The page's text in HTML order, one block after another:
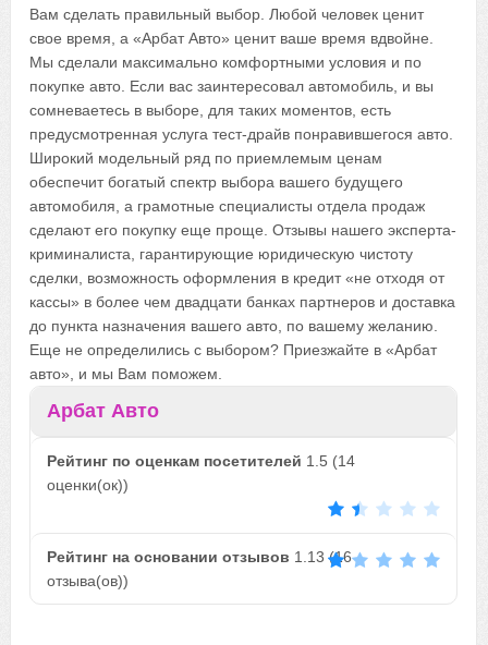
Вам сделать правильный выбор. Любой человек ценит
свое время, а «Арбат Авто» ценит ваше время вдвойне.
Мы сделали максимально комфортными условия и по
покупке авто. Если вас заинтересовал автомобиль, и вы
сомневаетесь в выборе, для таких моментов, есть
предусмотренная услуга тест-драйв понравившегося авто.
Широкий модельный ряд по приемлемым ценам
обеспечит богатый спектр выбора вашего будущего
автомобиля, а грамотные специалисты отдела продаж
сделают его покупку еще проще. Отзывы нашего эксперта-
криминалиста, гарантирующие юридическую чистоту
сделки, возможность оформления в кредит «не отходя от
кассы» в более чем двадцати банках партнеров и доставка
до пункта назначения вашего авто, по вашему желанию.
Еще не определились с выбором? Приезжайте в «Арбат
авто», и мы Вам поможем.
Арбат Авто
Рейтинг по оценкам посетителей 1.5 (14
оценки(ок))
Рейтинг на основании отзывов 1.13 (16
отзыва(ов))